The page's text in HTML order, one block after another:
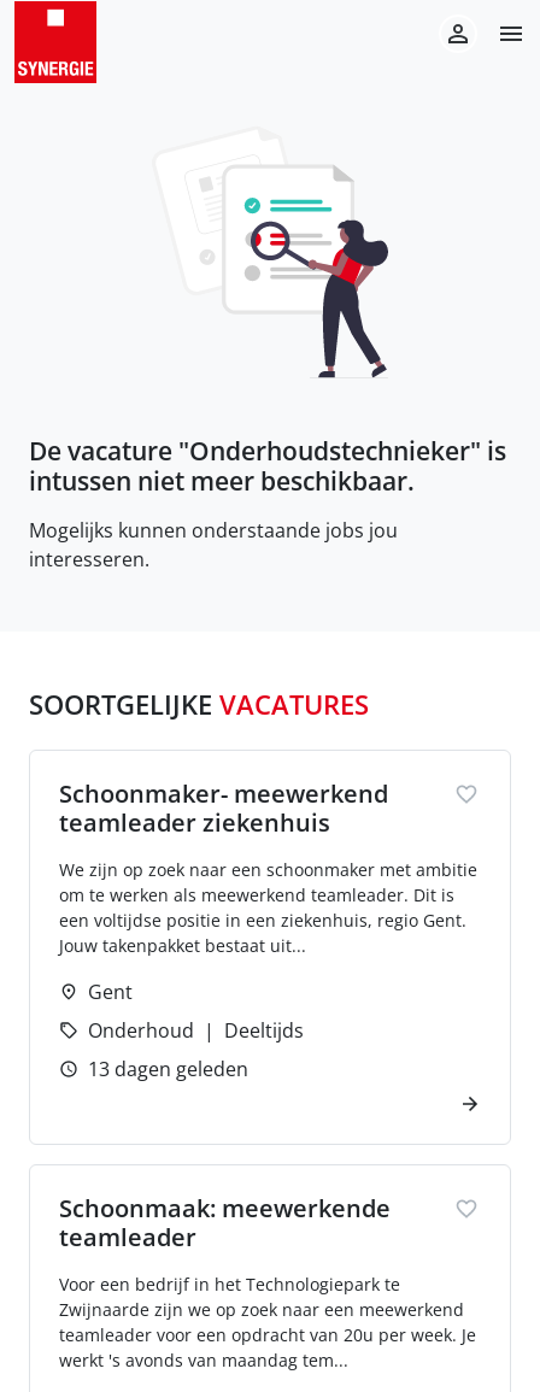
De vacature "Onderhoudstechnieker" is
intussen niet meer beschikbaar.
Mogelijks kunnen onderstaande jobs jou
interesseren.
SOORTGELIJKE VACATURES
Schoonmaker- meewerkend
teamleader ziekenhuis
We zijn op zoek naar een schoonmaker met ambitie
om te werken als meewerkend teamleader. Dit is
een voltijdse positie in een ziekenhuis, regio Gent.
Jouw takenpakket bestaat uit...
Gent
Onderhoud
Deeltijds
13 dagen geleden
Schoonmaak: meewerkende
teamleader
Voor een bedrijf in het Technologiepark te
Zwijnaarde zijn we op zoek naar een meewerkend
teamleader voor een opdracht van 20u per week. Je
werkt 's avonds van maandag tem...